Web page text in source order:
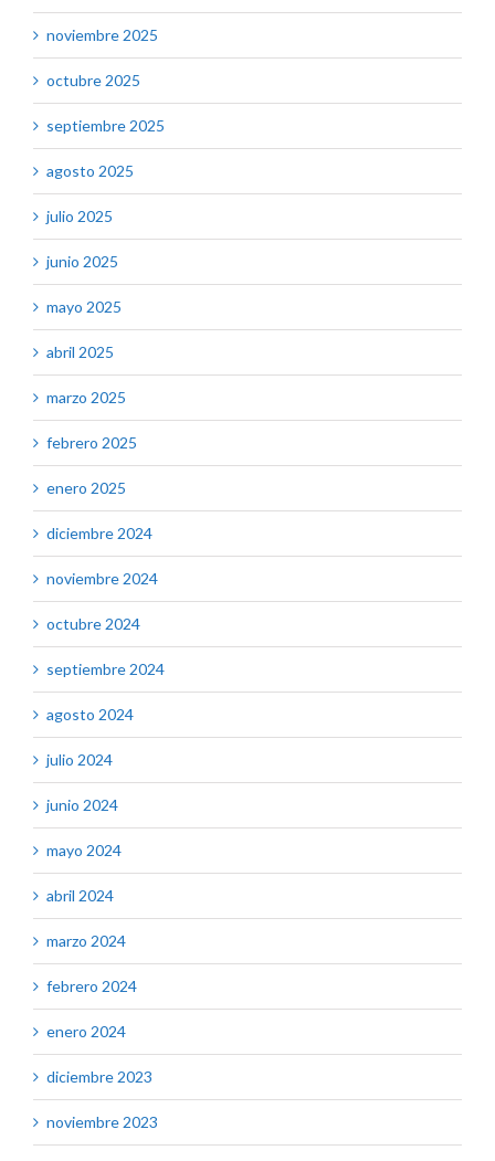
noviembre 2025
octubre 2025
septiembre 2025
agosto 2025
julio 2025
junio 2025
mayo 2025
abril 2025
marzo 2025
febrero 2025
enero 2025
diciembre 2024
noviembre 2024
octubre 2024
septiembre 2024
agosto 2024
julio 2024
junio 2024
mayo 2024
abril 2024
marzo 2024
febrero 2024
enero 2024
diciembre 2023
noviembre 2023